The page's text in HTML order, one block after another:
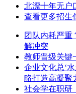
北漂十年无户
查看更多招生
团队内耗严重
解冲突
教师晋级关键
企业文化总‘
略打造高凝聚
社会学在职研